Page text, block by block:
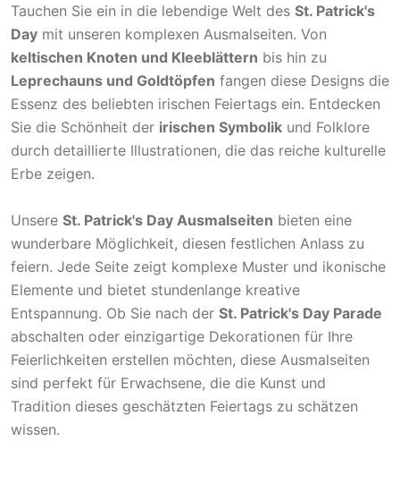
Tauchen Sie ein in die lebendige Welt des St. Patrick's
Day mit unseren komplexen Ausmalseiten. Von
keltischen Knoten und Kleeblättern bis hin zu
Leprechauns und Goldtöpfen fangen diese Designs die
Essenz des beliebten irischen Feiertags ein. Entdecken
Sie die Schönheit der irischen Symbolik und Folklore
durch detaillierte Illustrationen, die das reiche kulturelle
Erbe zeigen.
Unsere St. Patrick's Day Ausmalseiten bieten eine
wunderbare Möglichkeit, diesen festlichen Anlass zu
feiern. Jede Seite zeigt komplexe Muster und ikonische
Elemente und bietet stundenlange kreative
Entspannung. Ob Sie nach der St. Patrick's Day Parade
abschalten oder einzigartige Dekorationen für Ihre
Feierlichkeiten erstellen möchten, diese Ausmalseiten
sind perfekt für Erwachsene, die die Kunst und
Tradition dieses geschätzten Feiertags zu schätzen
wissen.